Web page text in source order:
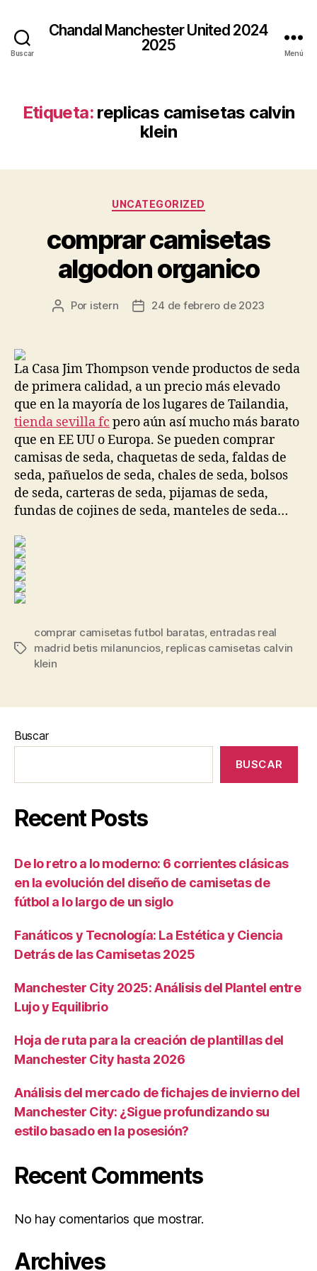
Buscar
Chandal Manchester United 2024
2025
Menú
Etiqueta: replicas camisetas calvin
klein
Categorías
UNCATEGORIZED
comprar camisetas
algodon organico
Autor
Por istern
Fecha24 de febrero de 2023
La Casa Jim Thompson vende productos de seda
de primera calidad, a un precio más elevado
que en la mayoría de los lugares de Tailandia,
tienda sevilla fc pero aún así mucho más barato
que en EE UU o Europa. Se pueden comprar
camisas de seda, chaquetas de seda, faldas de
seda, pañuelos de seda, chales de seda, bolsos
de seda, carteras de seda, pijamas de seda,
fundas de cojines de seda, manteles de seda…
Etiquetas
comprar camisetas futbol baratas, entradas real
madrid betis milanuncios, replicas camisetas calvin
klein
Buscar
BUSCAR
Recent Posts
De lo retro a lo moderno: 6 corrientes clásicas
en la evolución del diseño de camisetas de
fútbol a lo largo de un siglo
Fanáticos y Tecnología: La Estética y Ciencia
Detrás de las Camisetas 2025
Manchester City 2025: Análisis del Plantel entre
Lujo y Equilibrio
Hoja de ruta para la creación de plantillas del
Manchester City hasta 2026
Análisis del mercado de fichajes de invierno del
Manchester City: ¿Sigue profundizando su
estilo basado en la posesión?
Recent Comments
No hay comentarios que mostrar.
Archives